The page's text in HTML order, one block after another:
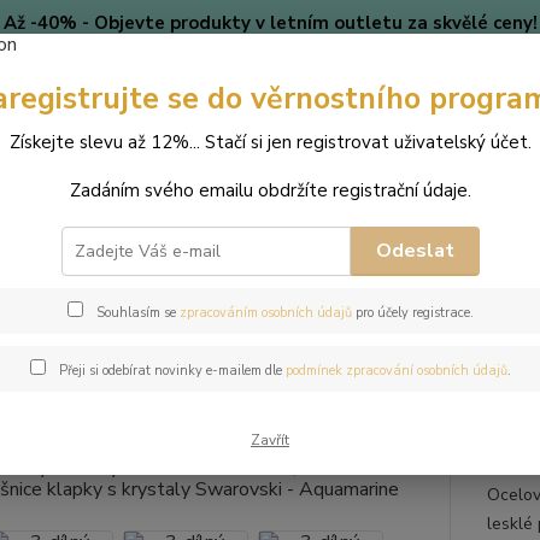
Až -40% - Objevte produkty v letním outletu za skvělé ceny!
🎄 VÁNOCE Blog
Hledat
(Po-
3-dílný ocelový set Rivoli - náramek,
ocelový set Rivoli -
s krystaly Swarovski -
lesklé
se do věrnostního
Získejte slevu až 12%... Stačí si jen registrovat uživatelský účet.
Zadáním svého emailu obdržíte registrační údaje.
Odeslat
Souhlasím se zpracováním osobních údajůpro účely registrace.
Přeji si odebírat novinky e-mailem dle podmínek zpracování osobních údajů.
Zavřít